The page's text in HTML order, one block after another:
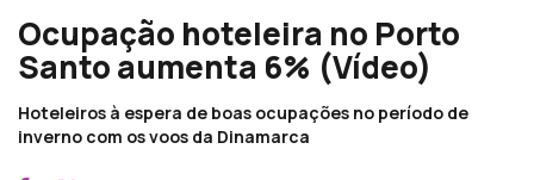
Ocupação hoteleira no Porto
Santo aumenta 6% (Vídeo)
Hoteleiros à espera de boas ocupações no período de
inverno com os voos da Dinamarca